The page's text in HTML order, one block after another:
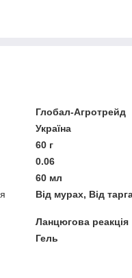
Глобал-Агротрейд
Україна
60 г
0.06
60 мл
Від мурах, Від
Ланцюгова реакція
Гель